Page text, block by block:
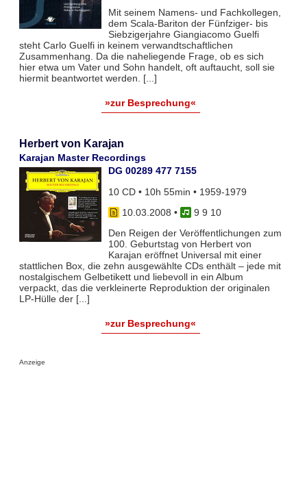
Mit seinem Namens- und Fachkollegen,
dem Scala-Bariton der Fünfziger- bis
Siebzigerjahre Giangiacomo Guelfi
steht Carlo Guelfi in keinem verwandtschaftlichen
Zusammenhang. Da die naheliegende Frage, ob es sich
hier etwa um Vater und Sohn handelt, oft auftaucht, soll sie
hiermit beantwortet werden. [...]
»zur Besprechung«
Herbert von Karajan
Karajan Master Recordings
DG 00289 477 7155
10 CD • 10h 55min • 1959-1979
10.03.2008 •
9 9 10
Den Reigen der Veröffentlichungen zum
100. Geburtstag von Herbert von
Karajan eröffnet Universal mit einer
stattlichen Box, die zehn ausgewählte CDs enthält – jede mit
nostalgischem Gelbetikett und liebevoll in ein Album
verpackt, das die verkleinerte Reproduktion der originalen
LP-Hülle der [...]
»zur Besprechung«
Anzeige